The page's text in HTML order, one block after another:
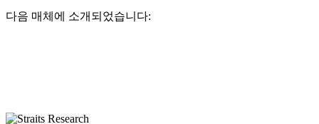
다음 매체에 소개되었습니다: